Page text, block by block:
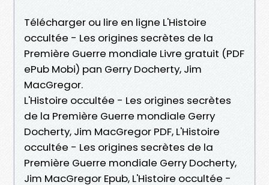
Télécharger ou lire en ligne L'Histoire
occultée - Les origines secrètes de la
Première Guerre mondiale Livre gratuit (PDF
ePub Mobi) pan Gerry Docherty, Jim
MacGregor.
L'Histoire occultée - Les origines secrètes
de la Première Guerre mondiale Gerry
Docherty, Jim MacGregor PDF, L'Histoire
occultée - Les origines secrètes de la
Première Guerre mondiale Gerry Docherty,
Jim MacGregor Epub, L'Histoire occultée -